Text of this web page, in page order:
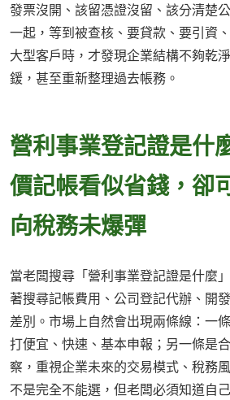
發票沒開、該留憑證沒留、該分清楚
一起，等到被查核、要貸款、要引資
大型客戶時，才發現企業結構不夠乾
鍰，甚至重新整理過去帳務。
營利事業登記證是什
價記帳看似省錢，卻
向稅務未爆彈
當老闆搜尋「營利事業登記證是什麼
著搜尋記帳費用、公司登記代辦、開
差別。市場上自然會出現兩條線：一
打便宜、快速、基本申報；另一條是
察，重視企業未來的交易模式、稅務
不是完全不能選，但老闆必須知道自